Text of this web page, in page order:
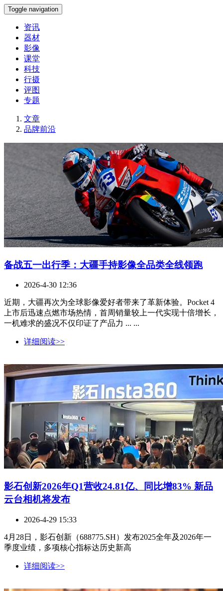
Toggle navigation
资讯
器材
影像
课堂
科技
行摄
评图
专题
文章
品牌前沿
备战五一出行季：大疆手持影像全品类全线领跑
2026-4-30 12:36
近期，大疆再次为全球影像爱好者带来了革新体验。Pocket 4
上市后迅速点燃市场热情，首周销量较上一代实现十倍增长，
一机难求的盛况不仅印证了产品力 ... ...
详细阅读>>
影石创新2026年Q1营收24.81亿、同比增83% 新品
云台相机将发布
2026-4-29 15:33
4月28日，影石创新（688775.SH）发布2025全年及2026年一
季度业绩，多项核心指标达历史新高
详细阅读>>